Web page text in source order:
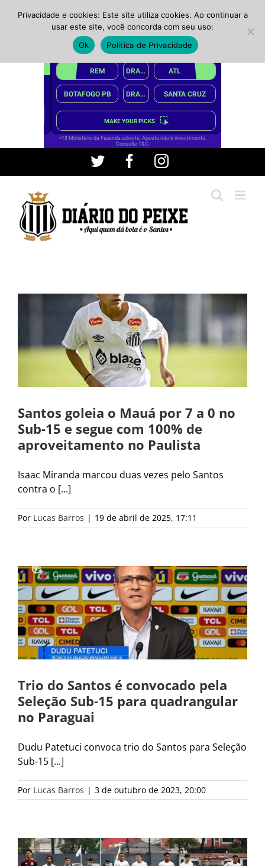
conteúdo
Twitter FacebookInstagram
Santos goleia o Mauá por 7 a 0 no
Sub-15 e segue com 100% de
aproveitamento no Paulista
Isaac Miranda marcou duas vezes pelo Santos
contra o [...]
Por Lucas Barros | 19 de abril de 2025, 17:11
Trio do Santos é convocado pela
Seleção Sub-15 para quadrangular
no Paraguai
Dudu Patetuci convoca trio do Santos para Seleção
Sub-15 [...]
Por Lucas Barros | 3 de outubro de 2023, 20:00
Privacidade e cookies: Este site utiliza cookies. Ao continuar a
usar este site, você concorda com seu uso:
Ok
Política de Privacidade